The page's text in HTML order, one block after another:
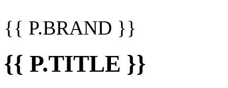
{{ P.BRAND }}
{{ P.TITLE }}